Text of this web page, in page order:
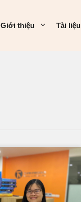
Giới thiệu Tài liệu